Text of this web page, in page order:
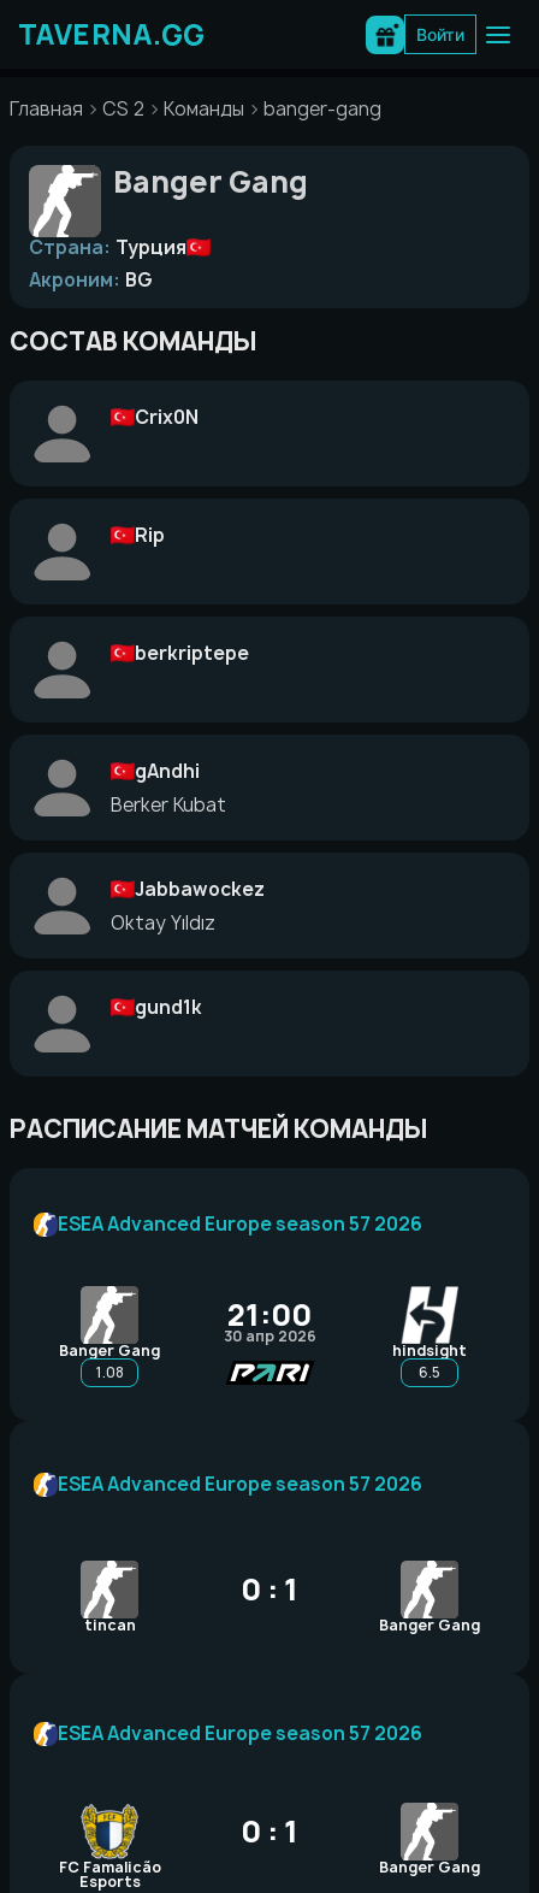
содержимому
Войти
Главная CS 2 Команды banger-gang
Banger Gang
Страна: Турция
Акроним: BG
СОСТАВ КОМАНДЫ
Crix0N
Rip
berkriptepe
gAndhi
Berker Kubat
Jabbawockez
Oktay Yıldız
gund1k
РАСПИСАНИЕ МАТЧЕЙ КОМАНДЫ
1.08
Banger Gang
21:00
30 апр 2026
hindsight
6.5
ESEA Advanced Europe season 57 2026
tincan
0 : 1
Banger Gang
ESEA Advanced Europe season 57 2026
FC Famalicão
Esports
0 : 1
Banger Gang
ESEA Advanced Europe season 57 2026